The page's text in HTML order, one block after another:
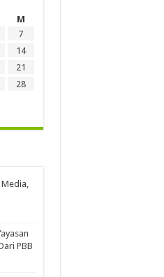
M
7
14
21
28
PBB